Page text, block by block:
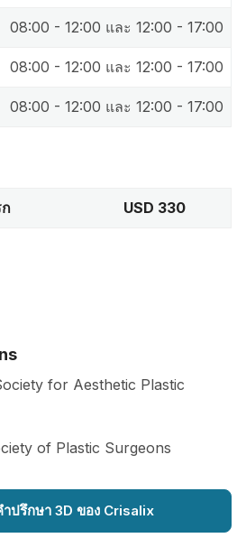
08:00 - 12:00 และ 12:00 - 17:00
08:00 - 12:00 และ 12:00 - 17:00
08:00 - 12:00 และ 12:00 - 17:00
USD 330
for Aesthetic Plastic
of Plastic Surgeons
ำปรึกษา 3D ของ Crisalix